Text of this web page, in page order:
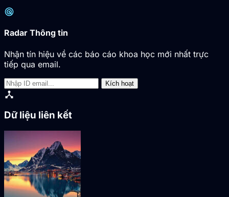
radar
Radar Thông tin
Nhận tín hiệu về các báo cáo khoa học mới nhất trực
tiếp qua email.
Kích hoạt
device_hub
Dữ liệu liên kết